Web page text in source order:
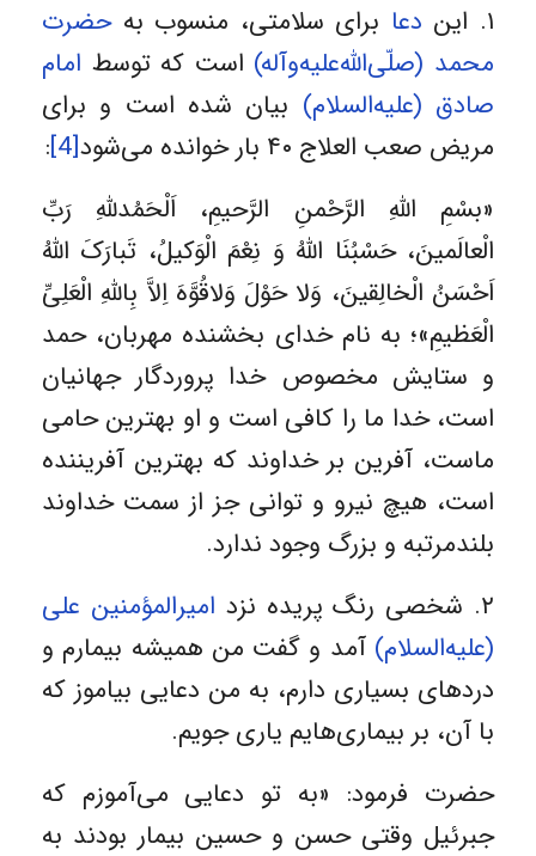
۱. این
دعا برای سلامتی، منسوب بهحضرت
محمد (صلّی‌الله‌علیه‌وآله) است که توسط امام
صادق (علیه‌السلام) بیان شده است و برای
مریض صعب العلاج ۴۰ بار خوانده می‌شود
[4]
:
«بسْمِ اللَّهِ الرَّحْمنِ الرَّحیمِ، اَلْحَمُدللَّهِ رَبِّ
الْعالَمینَ، حَسْبُنَا اللَّهُ وَ نِعْمَ الْوَکیلُ، تَبارَکَ اللَّهُ
اَحْسَنُ الْخالِقینَ، وَلا حَوْلَ وَلاقُوَّهَ اِلاَّ بِاللَّهِ الْعَلِىِّ
الْعَظیمِ»؛ به نام خداى بخشنده مهربان، حمد
و ستایش مخصوص خدا پروردگار جهانیان
است، خدا ما را کافى است و او بهترین حامى
ماست، آفرین بر خداوند که بهترین آفریننده
است، هیچ نیرو و توانى جز از سمت خداوند
بلندمرتبه و بزرگ وجود ندارد.
۲. شخصى رنگ پریده نزد
امیرالمؤمنین علی
(علیه‌السلام) آمد و گفت من همیشه بیمارم و
دردهاى بسیارى دارم، به من دعایی بیاموز که
با آن، بر بیماری‌هایم یارى جویم.
حضرت فرمود: «به تو دعایى مى‌آموزم که
جبرئیل وقتى حسن و حسین بیمار بودند به